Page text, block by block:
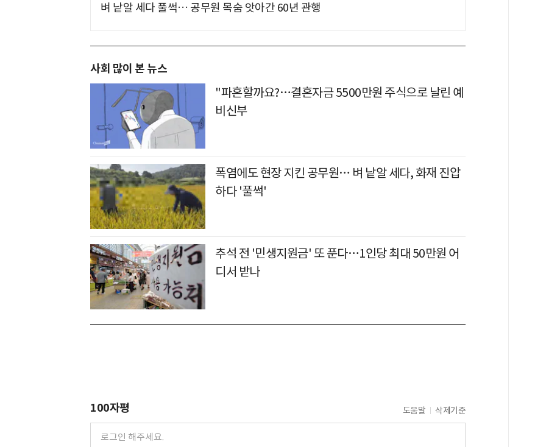
벼 낱알 세다 풀썩… 공무원 목숨 앗아간 60년 관행
사회 많이 본 뉴스
"파혼할까요?…결혼자금 5500만원 주식으로 날린 예
비신부
폭염에도 현장 지킨 공무원… 벼 낱알 세다, 화재 진압
하다 '풀썩'
추석 전 '민생지원금' 또 푼다…1인당 최대 50만원 어
디서 받나
100자평 도움말 삭제기준